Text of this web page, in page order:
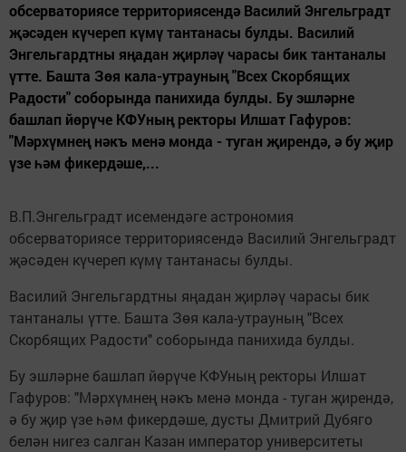
обсерваториясе территориясендә Василий Энгельградт
җәсәден күчереп күмү тантанасы булды. Василий
Энгельгардтны яңадан җирләү чарасы бик тантаналы
үтте. Башта Зөя кала-утрауның "Всех Скорбящих
Радости" соборында панихида булды. Бу эшләрне
башлап йөрүче КФУның ректоры Илшат Гафуров:
"Мәрхүмнең нәкъ менә монда - туган җирендә, ә бу җир
үзе һәм фикердәше,...
В.П.Энгельградт исемендәге астрономия
обсерваториясе территориясендә Василий Энгельградт
җәсәден күчереп күмү тантанасы булды.
Василий Энгельгардтны яңадан җирләү чарасы бик
тантаналы үтте. Башта Зөя кала-утрауның "Всех
Скорбящих Радости" соборында панихида булды.
Бу эшләрне башлап йөрүче КФУның ректоры Илшат
Гафуров: "Мәрхүмнең нәкъ менә монда - туган җирендә,
ә бу җир үзе һәм фикердәше, дусты Дмитрий Дубяго
белән нигез салган Казан император университеты